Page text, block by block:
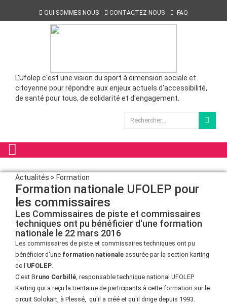
QUI SOMMES NOUS CONTACTEZ-NOUS FAQ
L'Ufolep c'est une vision du sport à dimension sociale et
citoyenne pour répondre aux enjeux actuels d'accessibilité,
de santé pour tous, de solidarité et d'engagement.
Actualités > Formation
Formation nationale UFOLEP pour
les commissaires
Les Commissaires de piste et commissaires
techniques ont pu bénéficier d'une formation
nationale le 22 mars 2016
Les commissaires de piste et commissaires techniques ont pu
bénéficier d'une formation nationale assurée par la section karting
de l'UFOLEP.
C'est Bruno Corbillé, responsable technique national UFOLEP
Karting qui a reçu la trentaine de participants à cette formation sur le
circuit Solokart, à Plessé, qu'il a créé et qu'il dirige depuis 1993.